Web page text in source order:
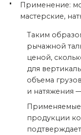
Применение:
мастерские,
Таким
рычажной
ценой,
для
объема
и натяжения
Применяемые
продукции